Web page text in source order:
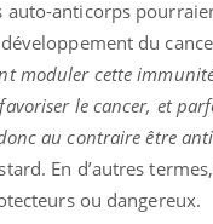
auto-anticorps
du
moduler cette
le cancer, et
au contraire être
En d’autres
ou dangereux.